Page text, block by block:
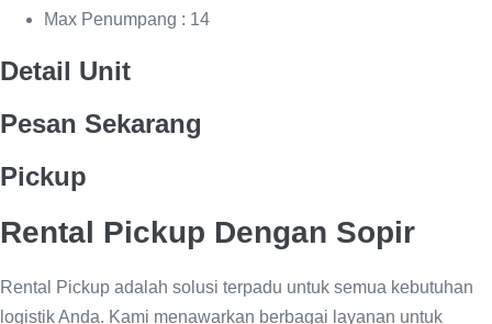
Max Penumpang : 14
Detail Unit
Pesan Sekarang
Pickup
Rental Pickup Dengan Sopir
Rental Pickup adalah solusi terpadu untuk semua kebutuhan
logistik Anda. Kami menawarkan berbagai layanan untuk